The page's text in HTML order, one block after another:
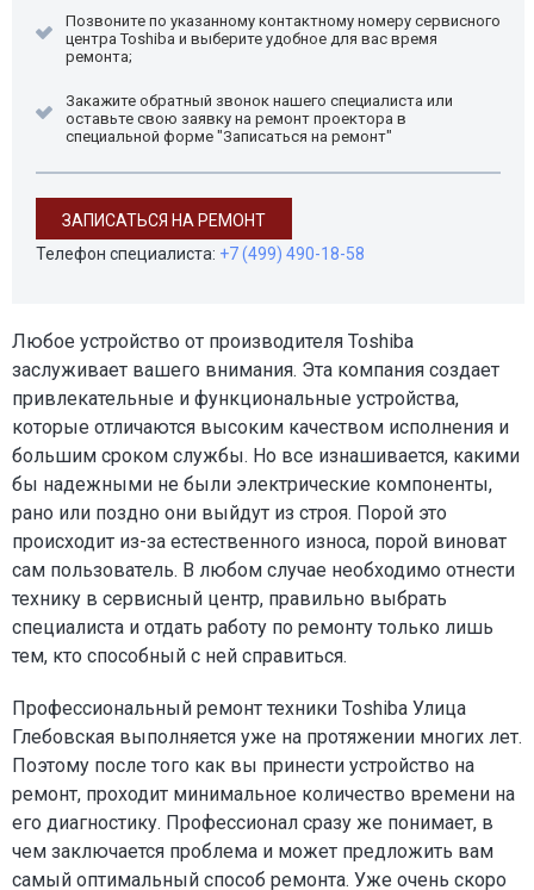
Позвоните по указанному контактному номеру сервисного
центра Toshiba и выберите удобное для вас время
ремонта;
Закажите обратный звонок нашего специалиста или
оставьте свою заявку на ремонт проектора в
специальной форме "Записаться на ремонт"
ЗАПИСАТЬСЯ НА РЕМОНТ
Телефон специалиста: +7 (499) 490-18-58
Любое устройство от производителя Toshiba
заслуживает вашего внимания. Эта компания создает
привлекательные и функциональные устройства,
которые отличаются высоким качеством исполнения и
большим сроком службы. Но все изнашивается, какими
бы надежными не были электрические компоненты,
рано или поздно они выйдут из строя. Порой это
происходит из-за естественного износа, порой виноват
сам пользователь. В любом случае необходимо отнести
технику в сервисный центр, правильно выбрать
специалиста и отдать работу по ремонту только лишь
тем, кто способный с ней справиться.
Профессиональный ремонт техники Toshiba Улица
Глебовская выполняется уже на протяжении многих лет.
Поэтому после того как вы принести устройство на
ремонт, проходит минимальное количество времени на
его диагностику. Профессионал сразу же понимает, в
чем заключается проблема и может предложить вам
самый оптимальный способ ремонта. Уже очень скоро